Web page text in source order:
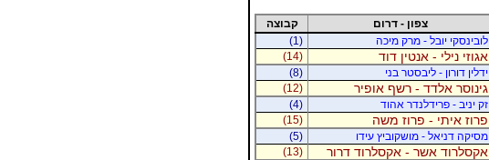
צפון - דרום
קבוצה
לובינסקי יובל - מרק מיכה
(1)
אגוזי נילי - אנטין דוד
(14)
ידלין דורון - ליבסטר בני
(8)
גינוסר אלדד - רשף אופיר
(12)
זק יניב - פרידלנדר אהוד
(4)
פרוז איתי - פרוז משה
(15)
מסיקה דניאל - מושקוביץ עידו
(5)
אקסלרוד אשר - אקסלרוד דרור
(13)